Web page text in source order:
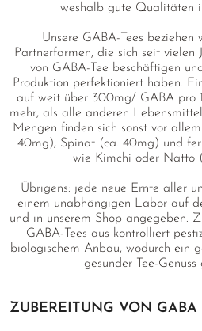
weshalb gute Qualitäten
Unsere GABA-Tees beziehen
Partnerfarmen, die sich seit vielen
von GABA-Tee beschäftigen
Produktion perfektioniert haben.
auf weit über 300mg/ GABA pro
mehr, als alle anderen
Mengen finden sich sonst vor
40mg), Spinat (ca. 40mg) und
wie Kimchi oder Natto
Übrigens: jede neue Ernte aller
einem unabhängigen Labor auf
und in unserem Shop angegeben.
GABA-Tees aus kontrolliert
biologischem Anbau, wodurch ein
gesunder Tee-
ZUBEREITUNG VON